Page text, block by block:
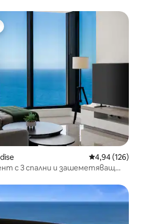
Средна
4,94 (126)
с 3 спални и зашеметяващ